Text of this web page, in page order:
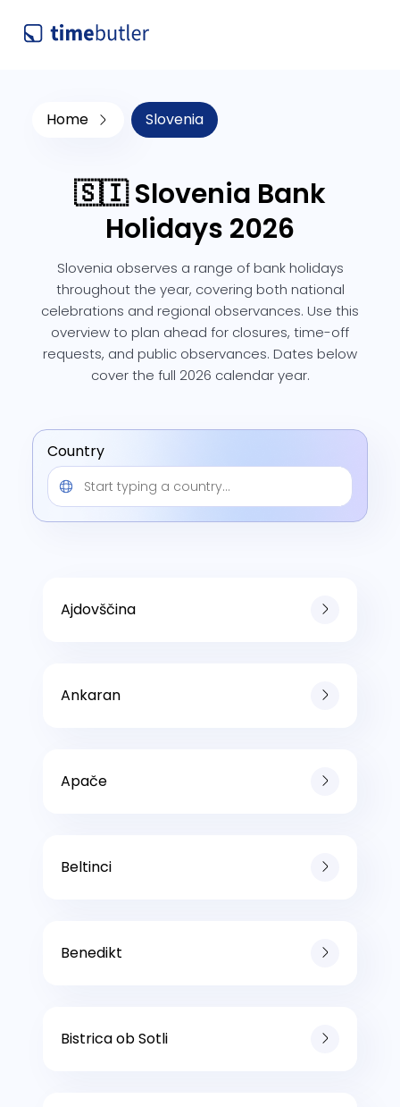
Home Slovenia
🇸🇮 Slovenia Bank
Holidays 2026
Slovenia observes a range of bank holidays
throughout the year, covering both national
celebrations and regional observances. Use this
overview to plan ahead for closures, time-off
requests, and public observances. Dates below
cover the full 2026 calendar year.
Country
Ajdovščina
Ankaran
Apače
Beltinci
Benedikt
Bistrica ob Sotli